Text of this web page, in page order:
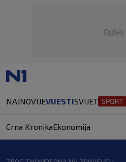
Oglas
NAJNOVIJEVIJESTISVIJET
Crna KronikaEkonomija